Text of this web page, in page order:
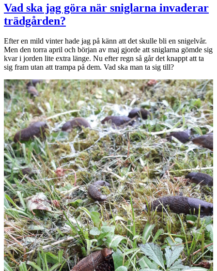
i
kan
man
börja
så
Vad ska jag göra när sniglarna invaderar
trädgården?
Efter en mild vinter hade jag på känn att det skulle bli en snigelvår.
Men den torra april och början av maj gjorde att sniglarna gömde sig
kvar i jorden lite extra länge. Nu efter regn så går det knappt att ta
sig fram utan att trampa på dem. Vad ska man ta sig till?